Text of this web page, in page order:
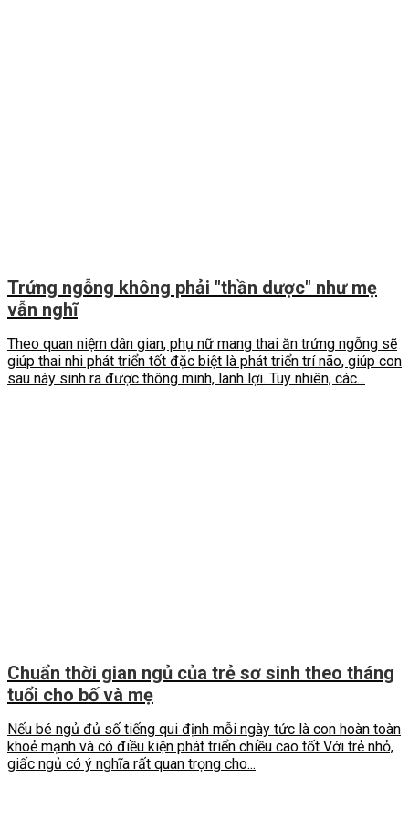
Trứng ngỗng không phải "thần dược" như mẹ
vẫn nghĩ
Theo quan niệm dân gian, phụ nữ mang thai ăn trứng ngỗng sẽ
giúp thai nhi phát triển tốt đặc biệt là phát triển trí não, giúp con
sau này sinh ra được thông minh, lanh lợi. Tuy nhiên, các...
Chuẩn thời gian ngủ của trẻ sơ sinh theo tháng
tuổi cho bố và mẹ
Nếu bé ngủ đủ số tiếng qui định mỗi ngày tức là con hoàn toàn
khoẻ mạnh và có điều kiện phát triển chiều cao tốt Với trẻ nhỏ,
giấc ngủ có ý nghĩa rất quan trọng cho...